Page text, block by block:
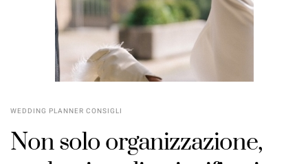
WEDDING PLANNER CONSIGLI
Non solo organizzazione,